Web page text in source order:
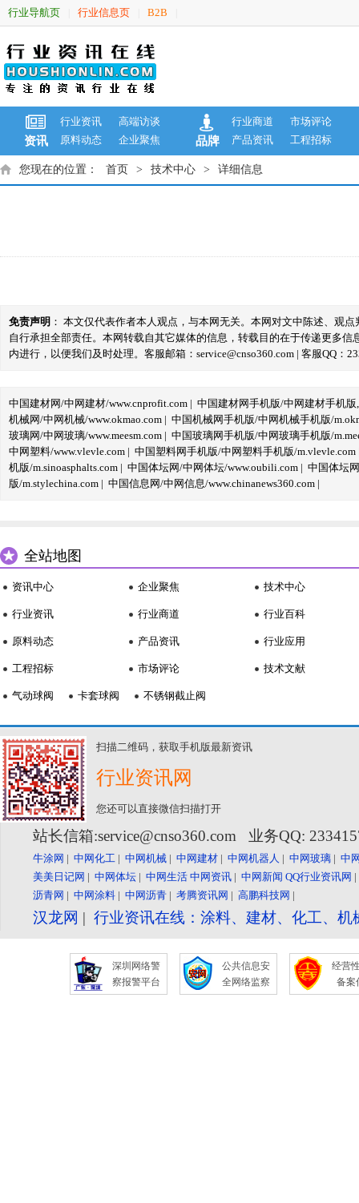
行业导航页 行业信息页 B2B
资讯
行业资讯
高端访谈
原料动态
企业聚焦 品牌
行业商道
市场评论
产品资讯
工程招标
您现在的位置： 首页 > 技术中心 > 详细信息
免责声明 ： 本文仅代表作者本人观点，与本网无关。本网对文中陈述、观
自行承担全部责任。本网转载自其它媒体的信息，转载目的在于传递更多
内进行，以便我们及时处理。客服邮箱：service@cnso360.com | 客服QQ：
中国建材网/中网建材/www.cnprofit.com | 中国建材网手机版/中网建材手机版
机械网/中网机械/www.okmao.com | 中国机械网手机版/中网机械手机版/
玻璃网/中网玻璃/www.meesm.com | 中国玻璃网手机版/中网玻璃手机版/
中网塑料/www.vlevle.com | 中国塑料网手机版/中网塑料手机版/m.vlevle.com
机版/m.sinoasphalts.com | 中国体坛网/中网体坛/www.oubili.com | 中国体坛
版/m.stylechina.com | 中国信息网/中网信息/www.chinanews360.com |
全站地图
资讯中心
行业资讯
原料动态
工程招标
企业聚焦
行业商道
产品资讯
市场评论
技术中心
行业百科
行业应用
技术文献
气动球阀 卡套球阀 不锈钢截止阀
扫描二维码，获取手机版最新资讯
行业资讯网
您还可以直接微信扫描打开
站长信箱:service@cnso360.com 业务QQ:
牛涂网 | 中网化工 | 中网机械 | 中网建材 | 中网机器人 | 中网玻璃 | 中
美美日记网 | 中网体坛 | 中网生活 中网资讯 | 中网新闻 QQ行业资讯网
沥青网 | 中网涂料 | 中网沥青 | 考腾资讯网 | 高鹏科技网 |
汉龙网 | 行业资讯在线：涂料、建材、化工、
深圳网络警
察报警平台
公共信息安
全网络监察
经营
备案